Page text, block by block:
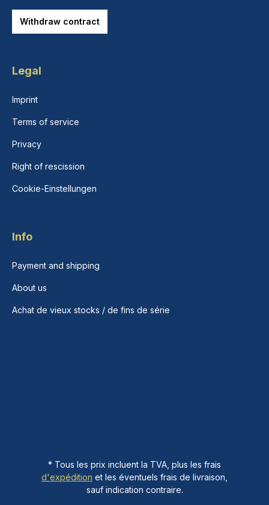
Withdraw contract
Legal
Imprint
Terms of service
Privacy
Right of rescission
Cookie-Einstellungen
Info
Payment and shipping
About us
Achat de vieux stocks / de fins de série
* Tous les prix incluent la TVA, plus les frais
d'expédition et les éventuels frais de livraison,
sauf indication contraire.